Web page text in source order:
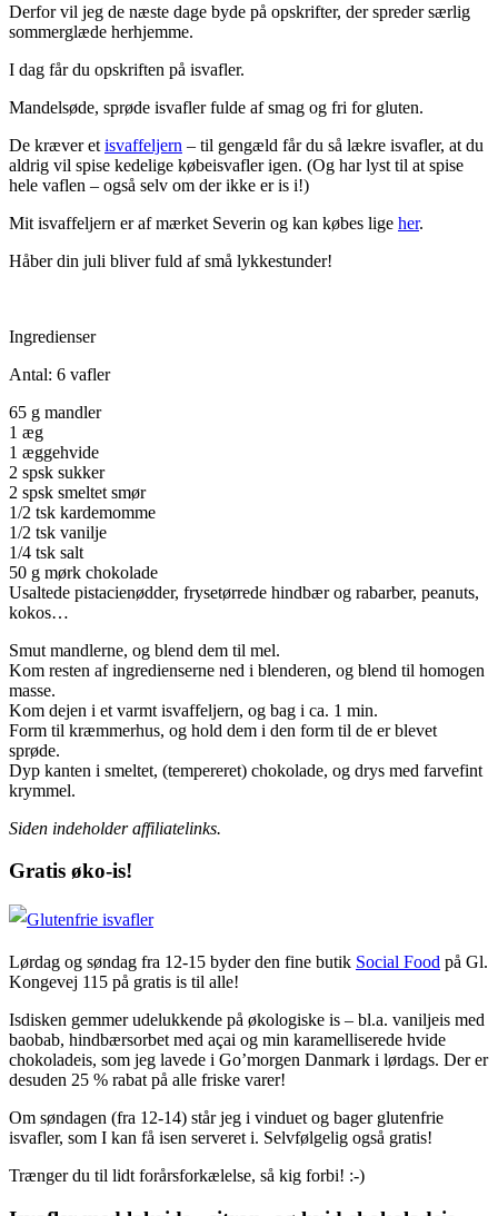
Derfor vil jeg de næste dage byde på opskrifter, der spreder særlig
sommerglæde herhjemme.
I dag får du opskriften på isvafler.
Mandelsøde, sprøde isvafler fulde af smag og fri for gluten.
De kræver et isvaffeljern – til gengæld får du så lækre isvafler, at du
aldrig vil spise kedelige købeisvafler igen. (Og har lyst til at spise
hele vaflen – også selv om der ikke er is i!)
Mit isvaffeljern er af mærket Severin og kan købes lige her.
Håber din juli bliver fuld af små lykkestunder!
Ingredienser
Antal: 6 vafler
65 g mandler
1 æg
1 æggehvide
2 spsk sukker
2 spsk smeltet smør
1/2 tsk kardemomme
1/2 tsk vanilje
1/4 tsk salt
50 g mørk chokolade
Usaltede pistacienødder, frysetørrede hindbær og rabarber, peanuts,
kokos…
Smut mandlerne, og blend dem til mel.
Kom resten af ingredienserne ned i blenderen, og blend til homogen
masse.
Kom dejen i et varmt isvaffeljern, og bag i ca. 1 min.
Form til kræmmerhus, og hold dem i den form til de er blevet
sprøde.
Dyp kanten i smeltet, (tempereret) chokolade, og drys med farvefint
krymmel.
Siden indeholder affiliatelinks.
Gratis øko-is!
Lørdag og søndag fra 12-15 byder den fine butik Social Food på Gl.
Kongevej 115 på gratis is til alle!
Isdisken gemmer udelukkende på økologiske is – bl.a. vaniljeis med
baobab, hindbærsorbet med açai og min karamelliserede hvide
chokoladeis, som jeg lavede i Go’morgen Danmark i lørdags. Der er
desuden 25 % rabat på alle friske varer!
Om søndagen (fra 12-14) står jeg i vinduet og bager glutenfrie
isvafler, som I kan få isen serveret i. Selvfølgelig også gratis!
Trænger du til lidt forårsforkælelse, så kig forbi! :-)